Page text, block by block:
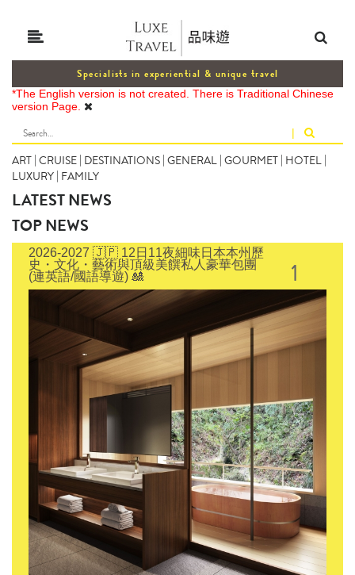
Specialists in experiential & unique travel
*The English version is not created. There is Traditional Chinese
version Page.
|
ART | CRUISE | DESTINATIONS | GENERAL | GOURMET | HOTEL |
LUXURY | FAMILY
LATEST NEWS
TOP NEWS
2026-2027 🇯🇵 12日11夜細味日本本州歷
史・文化・藝術與頂級美饌私人豪華包團
(連英語/國語導遊) 🎎
1